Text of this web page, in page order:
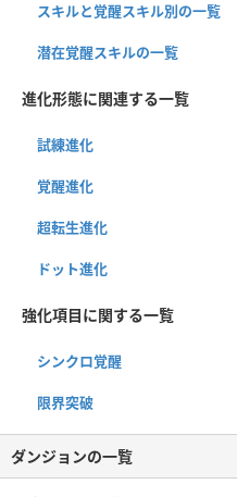
スキルと覚醒スキル別の一覧
潜在覚醒スキルの一覧
進化形態に関連する一覧
試練進化
覚醒進化
超転生進化
ドット進化
強化項目に関する一覧
シンクロ覚醒
限界突破
ダンジョンの一覧